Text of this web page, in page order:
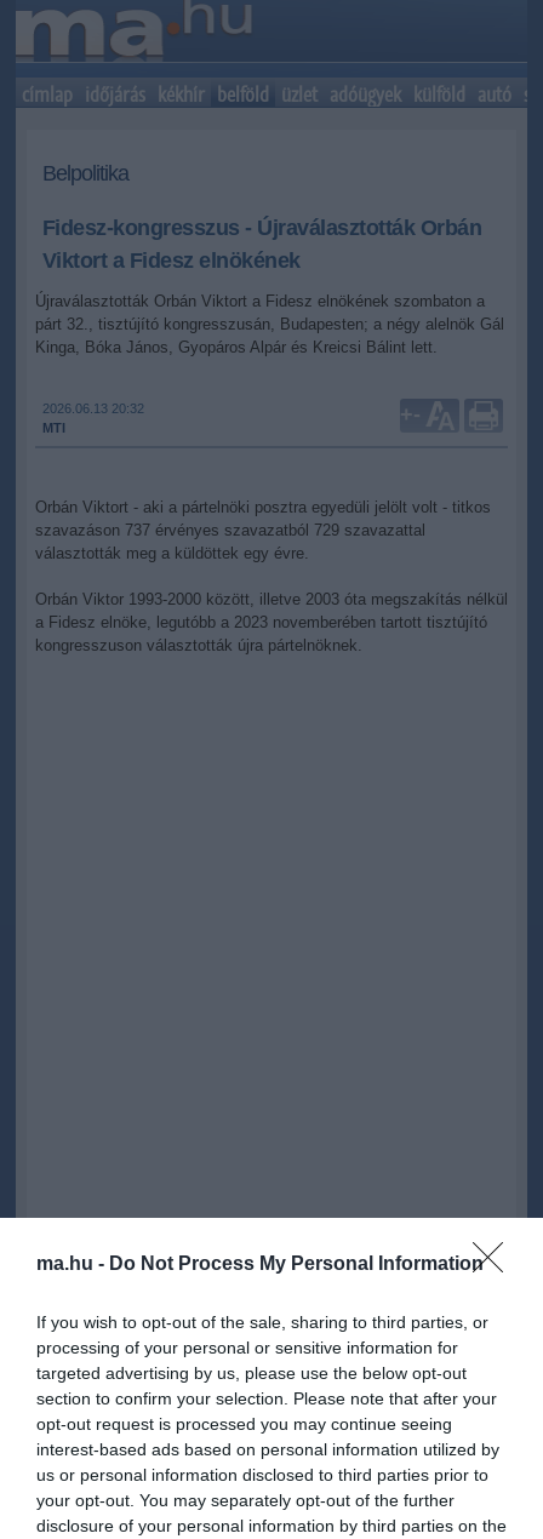
ma.hu - Do Not Process My Personal Information
If you wish to opt-out of the sale, sharing to third parties, or
processing of your personal or sensitive information for
targeted advertising by us, please use the below opt-out
section to confirm your selection. Please note that after your
opt-out request is processed you may continue seeing
interest-based ads based on personal information utilized by
us or personal information disclosed to third parties prior to
your opt-out. You may separately opt-out of the further
disclosure of your personal information by third parties on the
címlap időjárás kékhír belföld üzlet adóügyek külföld autó
Belpolitika
Fidesz-kongresszus - Újraválasztották Orbán
Viktort a Fidesz elnökének
Újraválasztották Orbán Viktort a Fidesz elnökének szombaton a
párt 32., tisztújító kongresszusán, Budapesten; a négy alelnök Gál
Kinga, Bóka János, Gyopáros Alpár és Kreicsi Bálint lett.
2026.06.13 20:32
MTI
+-
Orbán Viktort - aki a pártelnöki posztra egyedüli jelölt volt - titkos
szavazáson 737 érvényes szavazatból 729 szavazattal
választották meg a küldöttek egy évre.
Orbán Viktor 1993-2000 között, illetve 2003 óta megszakítás nélkül
a Fidesz elnöke, legutóbb a 2023 novemberében tartott tisztújító
kongresszuson választották újra pártelnöknek.
Kinga fideszes európai parlamenti képviselőt újraválasztották, a
három másik alelnök pedig Bóka János volt európai ügyekért
felelős miniszter, a Fidesz frakcióvezető-helyettese, Gyopáros
Alpár, a Magyar Falu Program volt kormánybiztosa, a Fidesz
frakcióvezető-helyettese és Kreicsi Bálint, Salgótarján
polgármestere lett, akik Kubatov Gábort, Németh Szilárdot és
Kósa Lajost váltják a tisztségben.
A küldöttek ezt megelőzően nyílt szavazáson egyhangúan
elfogadták az országos választmány beszámolóját, és egy